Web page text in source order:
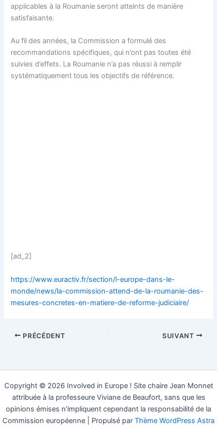
applicables à la Roumanie seront atteints de manière
satisfaisante.
Au fil des années, la Commission a formulé des
recommandations spécifiques, qui n’ont pas toutes été
suivies d’effets. La Roumanie n’a pas réussi à remplir
systématiquement tous les objectifs de référence.
[ad_2]
https://www.euractiv.fr/section/l-europe-dans-le-
monde/news/la-commission-attend-de-la-roumanie-des-
mesures-concretes-en-matiere-de-reforme-judiciaire/
PRÉCÉDENT SUIVANT
Copyright © 2026 Involved in Europe ! Site chaire Jean Monnet
attribuée à la professeure Viviane de Beaufort, sans que les
opinions émises n'impliquent cependant la responsabilité de la
Commission européenne | Propulsé par Thème WordPress Astra